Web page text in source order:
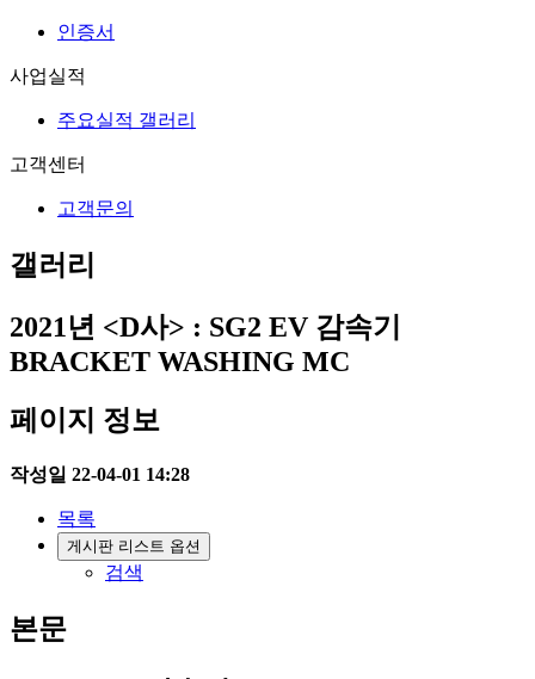
인증서
사업실적
주요실적 갤러리
고객센터
고객문의
갤러리
2021년 <D사> : SG2 EV 감속기
BRACKET WASHING MC
페이지 정보
작성일 22-04-01 14:28
목록
게시판 리스트 옵션
검색
본문